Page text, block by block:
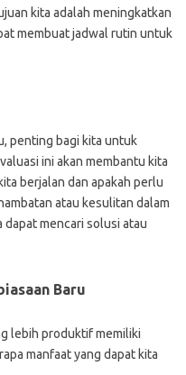
kita adalah meningkatkan
membuat jadwal rutin untuk
penting bagi kita untuk
ini akan membantu kita
berjalan dan apakah perlu
atau kesulitan dalam
dapat mencari solusi atau
Baru
lebih produktif memiliki
manfaat yang dapat kita